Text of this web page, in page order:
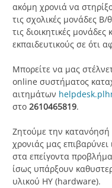
ακόμη χρονιά να
τις σχολικές μονάδες
τις διοικητικές
εκπαιδευτικούς σε ότι
Μπορείτε να μας
online συστήματος
αιτημάτων
στο 2610465819.
Ζητούμε την
χρονιάς μας επιβαρύνει
στα επείγοντα
ίσως υπάρξουν
υλικού ΗΥ (hardware).